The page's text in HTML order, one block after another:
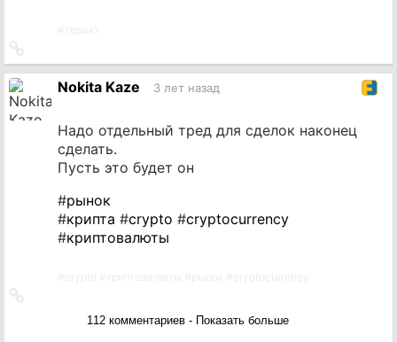
на
источникNokita Kaze 3 лет назад
Надо отдельный тред для сделок наконец
сделать.
Пусть это будет он
#рынок
#крипта #crypto #cryptocurrency
#криптовалюты
112 комментариев - Показать больше